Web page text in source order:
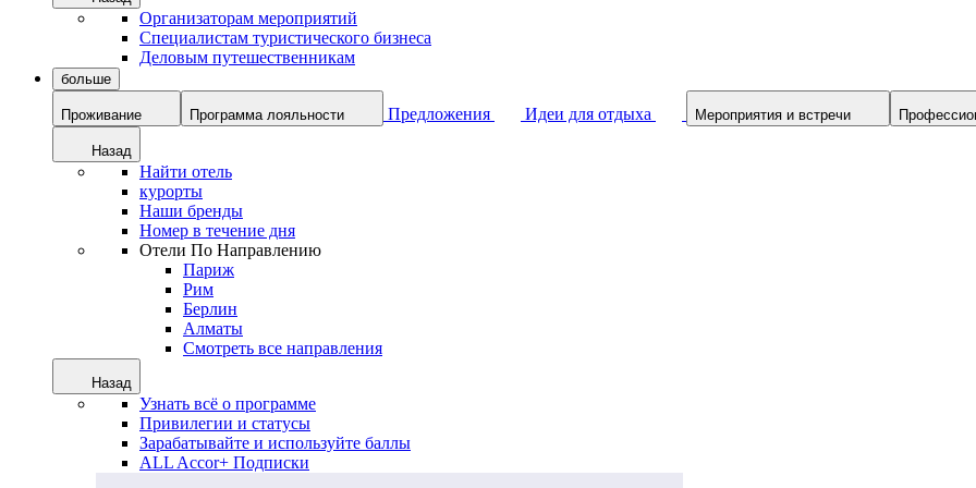
Организаторам мероприятий
Специалистам туристического бизнеса
Деловым путешественникам
больше
Проживание Программа лояльности Предложения Идеи для отдыха Мероприятия и встречи
Назад
Найти отель
курорты
Наши бренды
Номер в течение дня
Отели По Направлению
Париж
Рим
Берлин
Алматы
Смотреть все направления
Назад
Узнать всё о программе
Привилегии и статусы
Зарабатывайте и используйте баллы
ALL Accor+ Подписки